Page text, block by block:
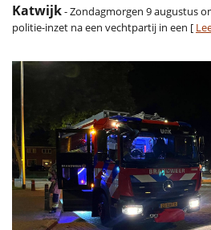
Katwijk- Zondagmorgen 9 augustus
politie-inzet na een vechtpartij in een [